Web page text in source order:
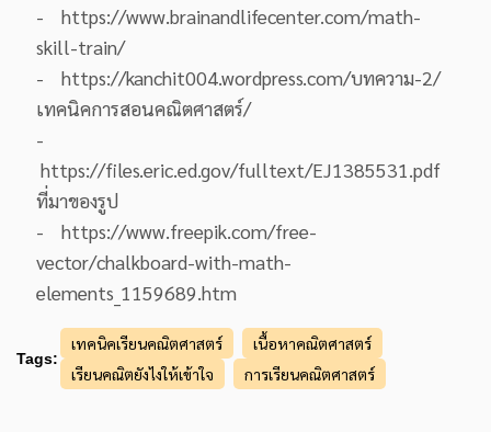
- https://www.brainandlifecenter.com/math-
skill-train/
- https://kanchit004.wordpress.com/บทความ-2/
เทคนิคการสอนคณิตศาสตร์/
-
https://files.eric.ed.gov/fulltext/EJ1385531.pdf
ที่มาของรูป
- https://www.freepik.com/free-
vector/chalkboard-with-math-
elements_1159689.htm
Tags:
เทคนิคเรียนคณิตศาสตร์
เนื้อหาคณิตศาสตร์
เรียนคณิตยังไงให้เข้าใจ
การเรียนคณิตศาสตร์